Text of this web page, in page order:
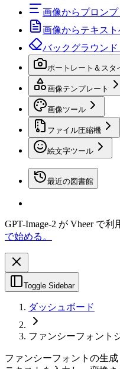
画像からプロン
画像からテキスト
バックグラウン
ポートレート＆スタ
画像テンプレート
画像ツール
ファイル圧縮機
絵文字ツール
最近の図書館
GPT-Image-2 が Vheer で利
で始める。
Toggle Sidebar
ダッシュボード
ファンシーフォント
ファンシーフォントの生成